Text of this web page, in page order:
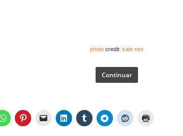
photo credit: kate nev
Continuar